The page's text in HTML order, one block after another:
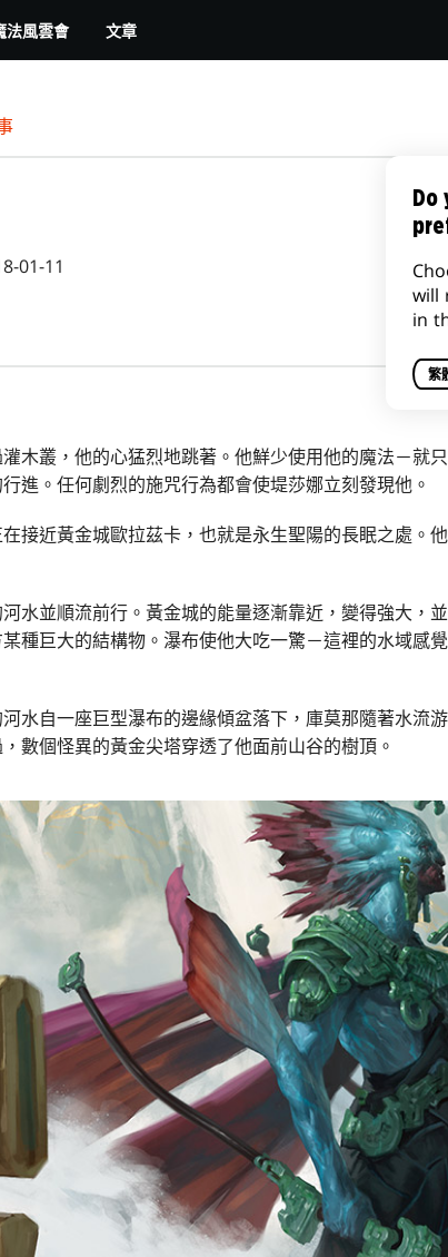
法風雲會 文章
01-11
木叢，他的心猛烈地跳著。他鮮少使用他的魔法－就
進。任何劇烈的施咒行為都會使堤莎娜立刻發現他。
接近黃金城歐拉茲卡，也就是永生聖陽的長眠之處。
水並順流前行。黃金城的能量逐漸靠近，變得強大，
種巨大的結構物。瀑布使他大吃一驚－這裡的水域感
水自一座巨型瀑布的邊緣傾盆落下，庫莫那隨著水流
數個怪異的黃金尖塔穿透了他面前山谷的樹頂。
Do
will
in
繁